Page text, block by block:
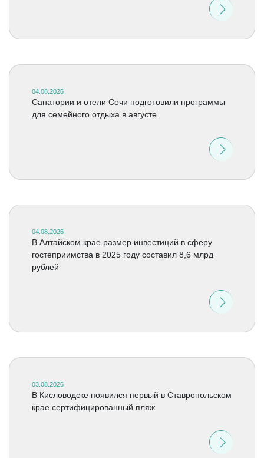
04.08.2026
Санатории и отели Сочи подготовили программы
для семейного отдыха в августе
04.08.2026
В Алтайском крае размер инвестиций в сферу
гостеприимства в 2025 году составил 8,6 млрд
рублей
03.08.2026
В Кисловодске появился первый в Ставропольском
крае сертифицированный пляж